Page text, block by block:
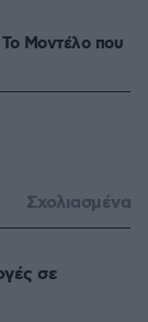
Mοντέλο που
Σχολιασμένα
σε